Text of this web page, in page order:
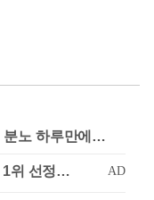
분노 하루만에…